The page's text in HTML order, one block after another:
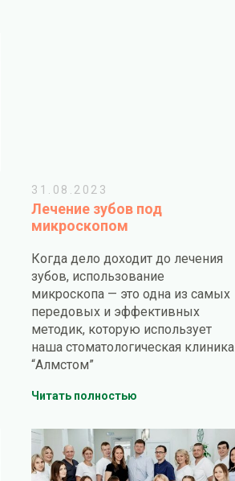
31.08.2023
Лечение зубов под
микроскопом
Когда дело доходит до лечения
зубов, использование
микроскопа — это одна из самых
передовых и эффективных
методик, которую использует
наша стоматологическая клиника
“Алмстом”
Читать полностью